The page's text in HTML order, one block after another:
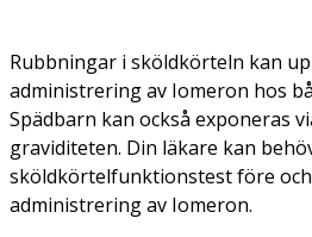
Rubbningar i sköldkörteln kan
administrering av Iomeron hos
Spädbarn kan också exponeras
graviditeten. Din läkare kan
sköldkörtelfunktionstest före
administrering av Iomeron.